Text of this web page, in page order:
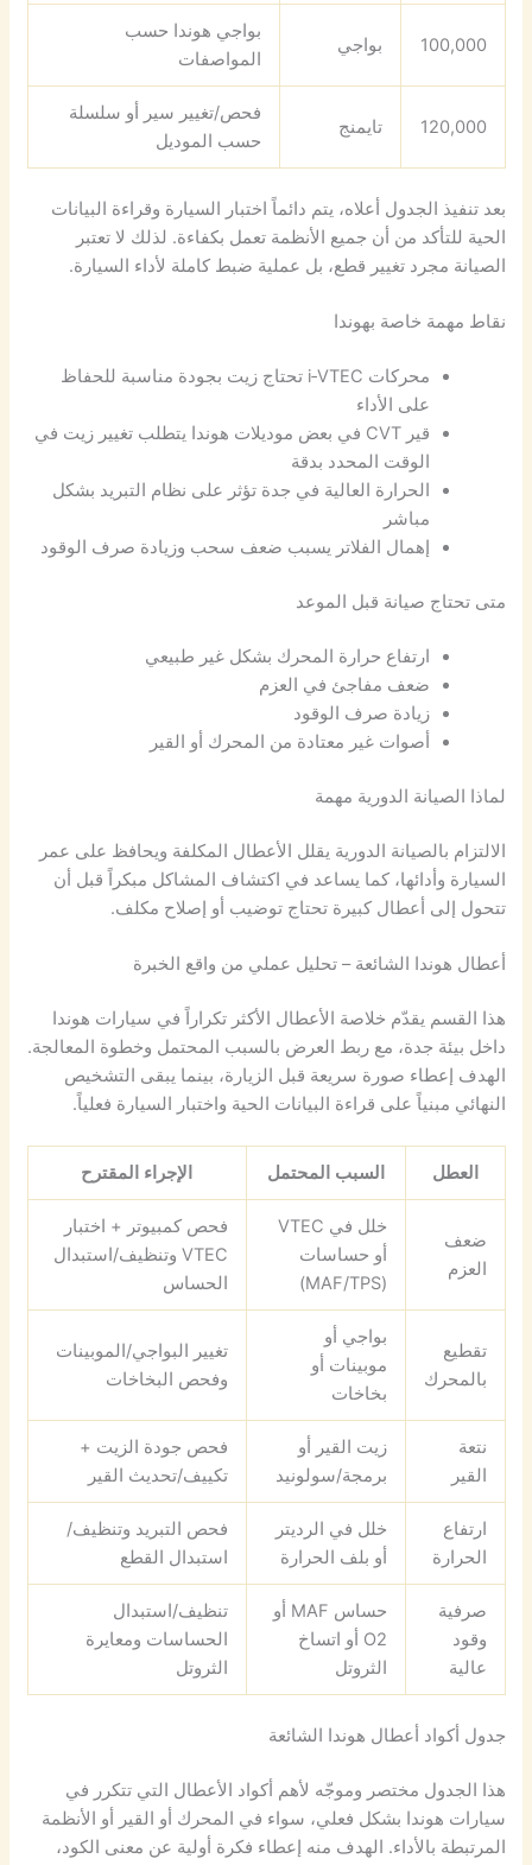
100,000 بواجي
بواجي هوندا حسب
المواصفات
120,000 تايمنج
فحص/تغيير سير أو سلسلة
حسب الموديل
بعد تنفيذ الجدول أعلاه، يتم دائماً اختبار السيارة وقراءة البيانات
الحية للتأكد من أن جميع الأنظمة تعمل بكفاءة. لذلك لا تعتبر
الصيانة مجرد تغيير قطع، بل عملية ضبط كاملة لأداء السيارة.
نقاط مهمة خاصة بهوندا
محركات i‑VTEC تحتاج زيت بجودة مناسبة للحفاظ
على الأداء
قير CVT في بعض موديلات هوندا يتطلب تغيير زيت في
الوقت المحدد بدقة
الحرارة العالية في جدة تؤثر على نظام التبريد بشكل
مباشر
إهمال الفلاتر يسبب ضعف سحب وزيادة صرف الوقود
متى تحتاج صيانة قبل الموعد
ارتفاع حرارة المحرك بشكل غير طبيعي
ضعف مفاجئ في العزم
زيادة صرف الوقود
أصوات غير معتادة من المحرك أو القير
لماذا الصيانة الدورية مهمة
الالتزام بالصيانة الدورية يقلل الأعطال المكلفة ويحافظ على عمر
السيارة وأدائها، كما يساعد في اكتشاف المشاكل مبكراً قبل أن
تتحول إلى أعطال كبيرة تحتاج توضيب أو إصلاح مكلف.
أعطال هوندا الشائعة – تحليل عملي من واقع الخبرة
هذا القسم يقدّم خلاصة الأعطال الأكثر تكراراً في سيارات هوندا
داخل بيئة جدة، مع ربط العرض بالسبب المحتمل وخطوة المعالجة.
الهدف إعطاء صورة سريعة قبل الزيارة، بينما يبقى التشخيص
النهائي مبنياً على قراءة البيانات الحية واختبار السيارة فعلياً.
العطل السبب المحتمل الإجراء المقترح
ضعف
العزم
خلل في VTEC
أو حساسات
(MAF/TPS)
فحص كمبيوتر + اختبار
VTEC وتنظيف/استبدال
الحساس
تقطيع
بالمحرك
بواجي أو
موبينات أو
بخاخات
تغيير البواجي/الموبينات
وفحص البخاخات
نتعة
القير
زيت القير أو
برمجة/سولونيد
فحص جودة الزيت +
تكييف/تحديث القير
ارتفاع
الحرارة
خلل في الرديتر
أو بلف الحرارة
فحص التبريد وتنظيف/
استبدال القطع
صرفية
وقود
عالية
حساس MAF أو
O2 أو اتساخ
الثروتل
تنظيف/استبدال
الحساسات ومعايرة
الثروتل
جدول أكواد أعطال هوندا الشائعة
هذا الجدول مختصر وموجّه لأهم أكواد الأعطال التي تتكرر في
سيارات هوندا بشكل فعلي، سواء في المحرك أو القير أو الأنظمة
المرتبطة بالأداء. الهدف منه إعطاء فكرة أولية عن معنى الكود،